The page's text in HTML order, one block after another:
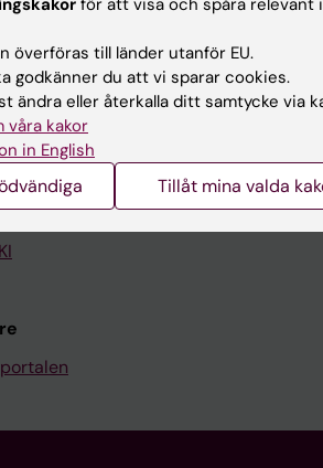
Stöd
för att visa och spåra relevant
överföras till länder utanför EU.
godkänner du att vi sparar cookies.
ändra eller återkalla ditt samtycke via
våra kakor
in English
Tillåt mina valda